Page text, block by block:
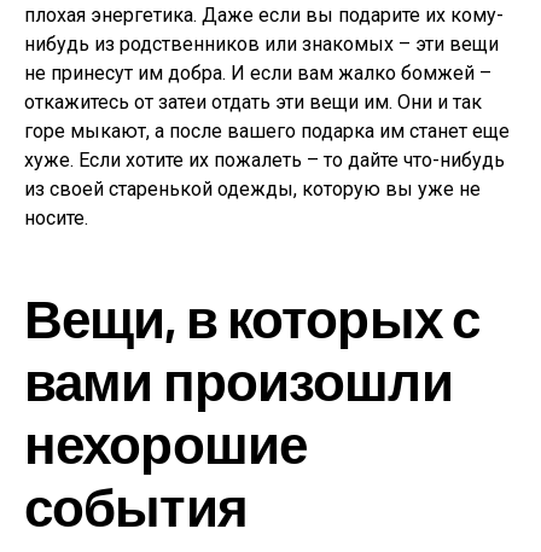
плохая энергетика. Даже если вы подарите их кому-
нибудь из родственников или знакомых – эти вещи
не принесут им добра. И если вам жалко бомжей –
откажитесь от затеи отдать эти вещи им. Они и так
горе мыкают, а после вашего подарка им станет еще
хуже. Если хотите их пожалеть – то дайте что-нибудь
из своей старенькой одежды, которую вы уже не
носите.
Вещи, в которых с
вами произошли
нехорошие
события